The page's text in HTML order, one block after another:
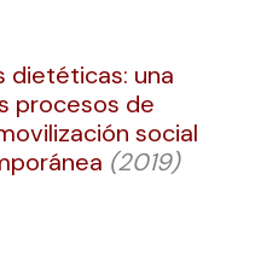
dietéticas: una
procesos de
social
(2019)